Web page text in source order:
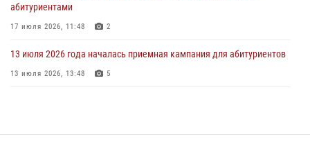
абитуриентами
17 июля 2026, 11:48 2
13 июля 2026 года началась приемная кампания для абитуриентов
13 июля 2026, 13:48 5
16 июля 2026, 12:29 3